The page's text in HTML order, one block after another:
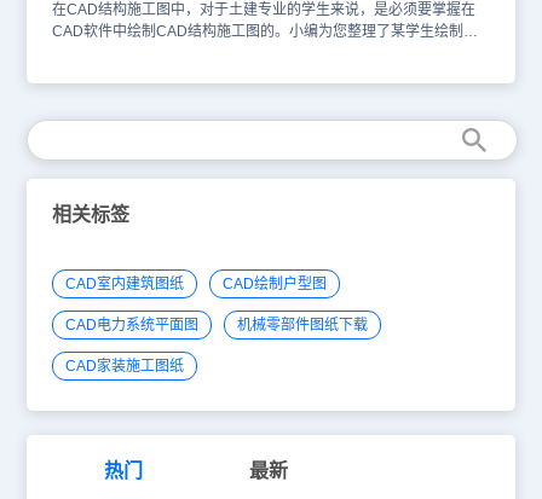
在CAD结构施工图中，对于土建专业的学生来说，是必须要掌握在
CAD软件中绘制CAD结构施工图的。小编为您整理了某学生绘制的
CAD官网进行学习。1、结构布置图 2、主梁配筋图3、次梁配筋
相关标签
CAD室内建筑图纸 CAD绘制户型图
CAD电力系统平面图 机械零部件图纸下载
CAD家装施工图纸
热门 最新